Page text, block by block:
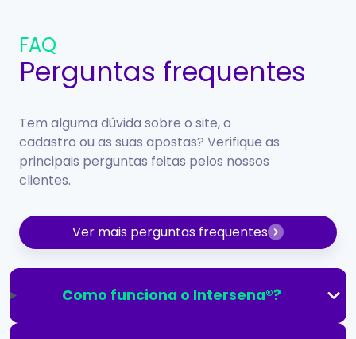
FAQ
Perguntas frequentes
Tem alguma dúvida sobre o site, o
cadastro ou as suas apostas? Verifique as
principais perguntas feitas pelos nossos
clientes.
Ver mais perguntas frequentes
Como funciona o Intersena®?